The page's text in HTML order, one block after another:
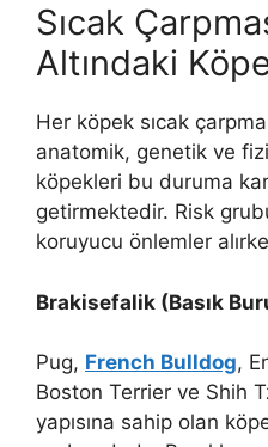
Sıcak
Altındaki
Her köpek sıcak
anatomik, genetik ve
köpekleri bu duruma
getirmektedir. Risk
koruyucu önlemler
Brakisefalik (Basık
Pug, French Bulldog,
Boston Terrier ve Shih
yapısına sahip olan